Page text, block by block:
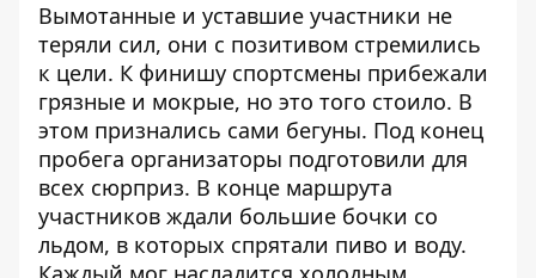
Вымотанные и уставшие участники не
теряли сил, они с позитивом стремились
к цели. К финишу спортсмены прибежали
грязные и мокрые, но это того стоило. В
этом признались сами бегуны. Под конец
пробега организаторы подготовили для
всех сюрприз. В конце маршрута
участников ждали большие бочки со
льдом, в которых спрятали пиво и воду.